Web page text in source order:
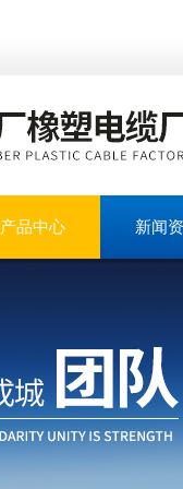
产品中心 新闻